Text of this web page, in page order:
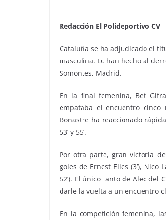
Redacción El Polideportivo CV
Cataluña se ha adjudicado el
masculina. Lo han hecho al
Somontes, Madrid.
En la final femenina, Bet
empataba el encuentro
Bonastre ha reaccionado
53’ y 55’.
Por otra parte, gran victoria
goles de Ernest Elies (3’), Nico
52’). El único tanto de Alec del
darle la vuelta a un encuentro
En la competición femenina,